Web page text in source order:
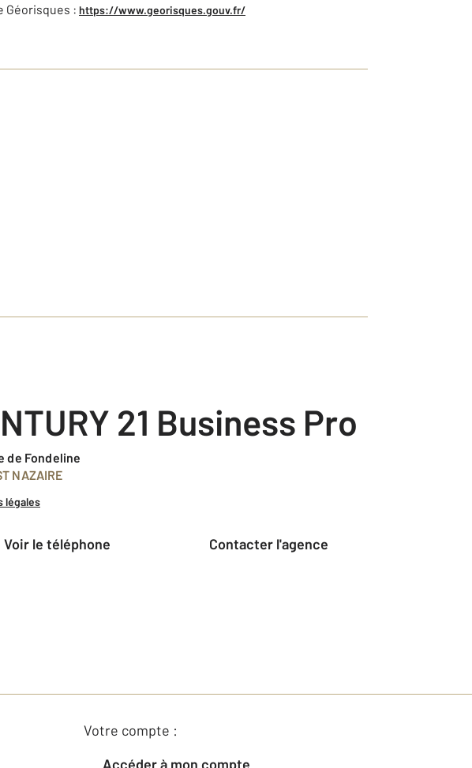
Géorisques : https://www.georisques.gouv.fr/
21 Business Pro
de Fondeline
NAZAIRE
légales
voir le téléphone Contacter l'agence
Votre compte :
Accéder à mon compte